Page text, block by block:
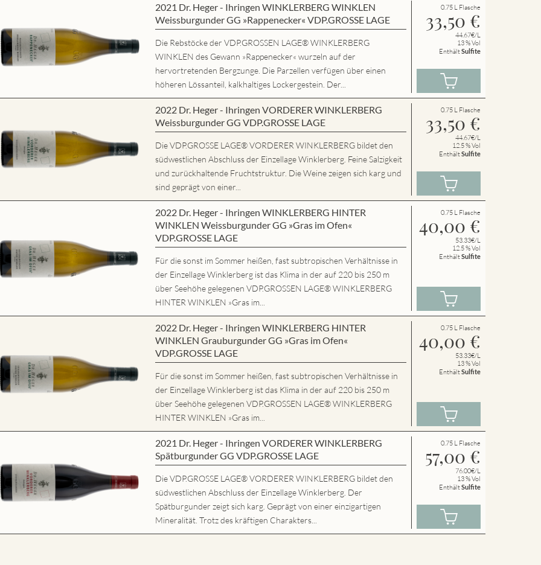
2021 Dr. Heger - Ihringen WINKLERBERG WINKLEN
Weissburgunder GG »Rappenecker« VDP.GROSSE LAGE
Die Rebstöcke der VDP.GROSSEN LAGE® WINKLERBERG
WINKLEN des Gewann »Rappenecker« wurzeln auf der
hervortretenden Bergzunge. Die Parzellen verfügen über einen
höheren Lössanteil, kalkhaltiges Lockergestein. Der...
0.75 L Flasche
33,50 €
44.67€/L
13 % Vol
EnthältSulfite
2022 Dr. Heger - Ihringen VORDERER WINKLERBERG
Weissburgunder GG VDP.GROSSE LAGE
Die VDP.GROSSE LAGE® VORDERER WINKLERBERG bildet den
südwestlichen Abschluss der Einzellage Winklerberg. Feine Salzigkeit
und zurückhaltende Fruchtstruktur. Die Weine zeigen sich karg und
sind geprägt von einer...
0.75 L Flasche
33,50 €
44.67€/L
12.5 % Vol
EnthältSulfite
2022 Dr. Heger - Ihringen WINKLERBERG HINTER
WINKLEN Weissburgunder GG »Gras im Ofen«
VDP.GROSSE LAGE
Für die sonst im Sommer heißen, fast subtropischen Verhältnisse in
der Einzellage Winklerberg ist das Klima in der auf 220 bis 250 m
über Seehöhe gelegenen VDP.GROSSEN LAGE® WINKLERBERG
HINTER WINKLEN »Gras im...
0.75 L Flasche
40,00 €
53.33€/L
12.5 % Vol
EnthältSulfite
2022 Dr. Heger - Ihringen WINKLERBERG HINTER
WINKLEN Grauburgunder GG »Gras im Ofen«
VDP.GROSSE LAGE
Für die sonst im Sommer heißen, fast subtropischen Verhältnisse in
der Einzellage Winklerberg ist das Klima in der auf 220 bis 250 m
über Seehöhe gelegenen VDP.GROSSEN LAGE® WINKLERBERG
HINTER WINKLEN »Gras im...
0.75 L Flasche
40,00 €
53.33€/L
13 % Vol
EnthältSulfite
2021 Dr. Heger - Ihringen VORDERER WINKLERBERG
Spätburgunder GG VDP.GROSSE LAGE
Die VDP.GROSSE LAGE® VORDERER WINKLERBERG bildet den
südwestlichen Abschluss der Einzellage Winklerberg. Der
Spätburgunder zeigt sich karg. Geprägt von einer einzigartigen
Mineralität. Trotz des kräftigen Charakters...
0.75 L Flasche
57,00 €
76.00€/L
13 % Vol
EnthältSulfite